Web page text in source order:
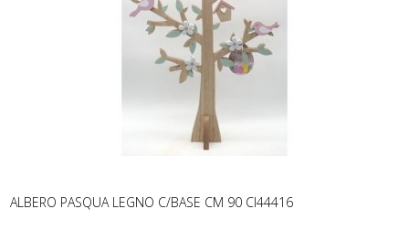
ALBERO PASQUA LEGNO C/BASE CM 90 CI44416